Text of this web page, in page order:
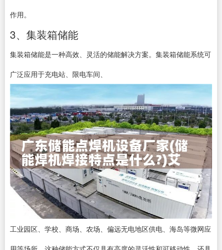
作用。
3、集装箱储能
集装箱储能是一种高效、灵活的储能解决方案。集装箱储能系统可
广泛应用于充电站、限电车间、
工业园区、学校、商场、农场、偏远无电地区供电、海岛等微网应